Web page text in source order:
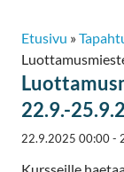
Etusivu »
22.9.-
22.9.2025 00:00 -
Kursseille